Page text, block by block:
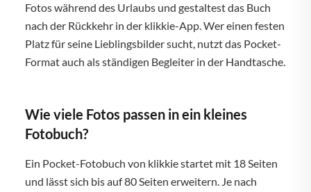
Fotos während des Urlaubs und gestaltest das Buch
nach der Rückkehr in der klikkie-App. Wer einen festen
Platz für seine Lieblingsbilder sucht, nutzt das Pocket-
Format auch als ständigen Begleiter in der Handtasche.
Wie viele Fotos passen in ein kleines
Fotobuch?
Ein Pocket-Fotobuch von klikkie startet mit 18 Seiten
und lässt sich bis auf 80 Seiten erweitern. Je nach